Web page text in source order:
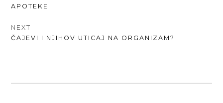
APOTEKE
NEXT
NEXT
ČAJEVI I NJIHOV UTICAJ NA ORGANIZAM?